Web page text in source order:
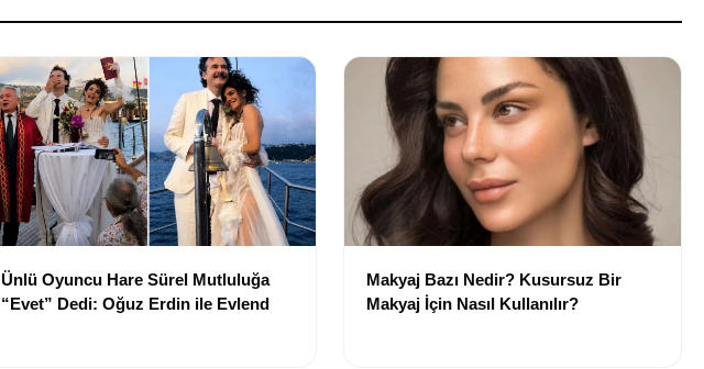
Ünlü Oyuncu Hare Sürel Mutluluğa
“Evet” Dedi: Oğuz Erdin ile Evlend
Makyaj Bazı Nedir? Kusursuz Bir
Makyaj İçin Nasıl Kullanılır?